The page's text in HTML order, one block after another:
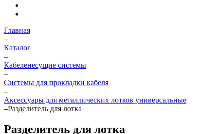
Главная
–
Каталог
–
Кабеленесущие системы
–
Системы для прокладки кабеля
–
Аксессуары для металлических лотков универсальные
–Разделитель для лотка
Разделитель для лотка